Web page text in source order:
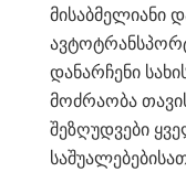
მისაბმელიანი
დანარჩენი
მოძრაობა
შეზღუდვები